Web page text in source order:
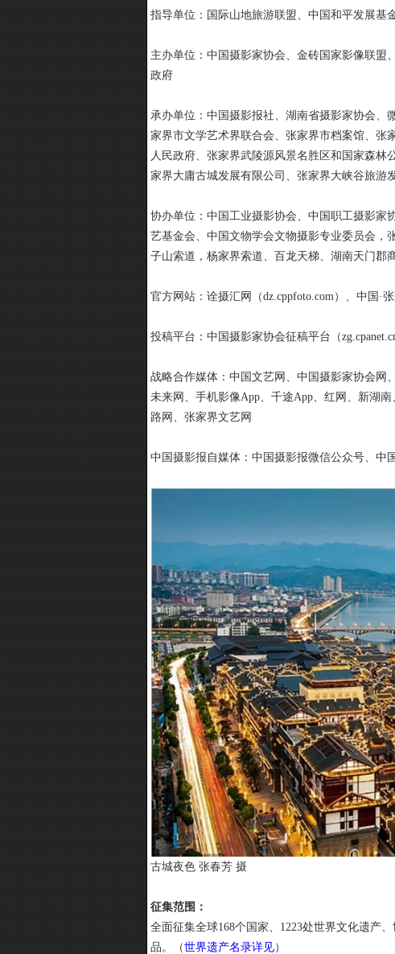
指导单位：国际山地旅游联盟、中国和平发展基
主办单位：中国摄影家协会、金砖国家影像联盟
政府
承办单位：中国摄影报社、湖南省摄影家协会、
家界市文学艺术界联合会、张家界市档案馆、张
人民政府、张家界武陵源风景名胜区和国家森
家界大庸古城发展有限公司、张家界大峡谷旅游
协办单位：中国工业摄影协会、中国职工摄影家
艺基金会、中国文物学会文物摄影专业委员会，
子山索道，杨家界索道、百龙天梯、湖南天门郡
官方网站：诠摄汇网（dz.cppfoto.com）、中国·
投稿平台：中国摄影家协会征稿平台（zg.cpanet.cn
战略合作媒体：中国文艺网、中国摄影家协会网
未来网、手机影像App、千途App、红网、新湖
路网、张家界文艺网
中国摄影报自媒体：中国摄影报微信公众号、中
古城夜色 张春芳 摄
征集范围：
全面征集全球168个国家、1223处世界文化遗产
品。（世界遗产名录详见）